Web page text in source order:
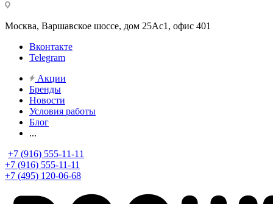
Москва, Варшавское шоссе, дом 25Аc1, офис 401
Вконтакте
Telegram
Акции
Бренды
Новости
Условия работы
Блог
...
+7 (916) 555-11-11
+7 (916) 555-11-11
+7 (495) 120-06-68